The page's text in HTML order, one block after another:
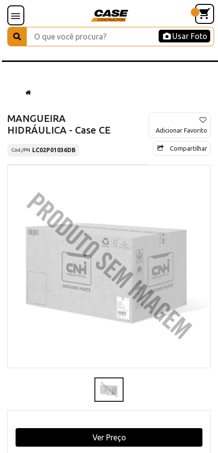
Usar Foto
MANGUEIRA
HIDRÁULICA - Case CE
Cód./PN LC02P01036DB
Adicionar Favorito
Compartilhar
Ver Preço